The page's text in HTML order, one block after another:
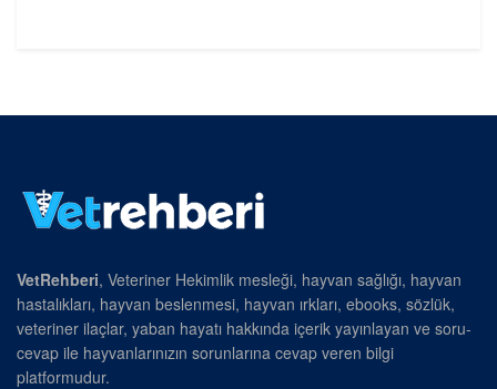
VetRehberi, Veteriner Hekimlik mesleği, hayvan sağlığı, hayvan
hastalıkları, hayvan beslenmesi, hayvan ırkları, ebooks, sözlük,
veteriner ilaçlar, yaban hayatı hakkında içerik yayınlayan ve soru-
cevap ile hayvanlarınızın sorunlarına cevap veren bilgi
platformudur.